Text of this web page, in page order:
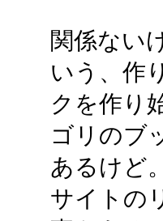
関係ない
いう、作
クを作り
ゴリのブ
あるけど
サイトの